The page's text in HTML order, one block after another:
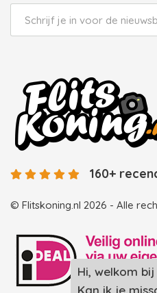
Hi, welkom
Kan ik je
© Flitskoning.nl 2026 - Alle
160+